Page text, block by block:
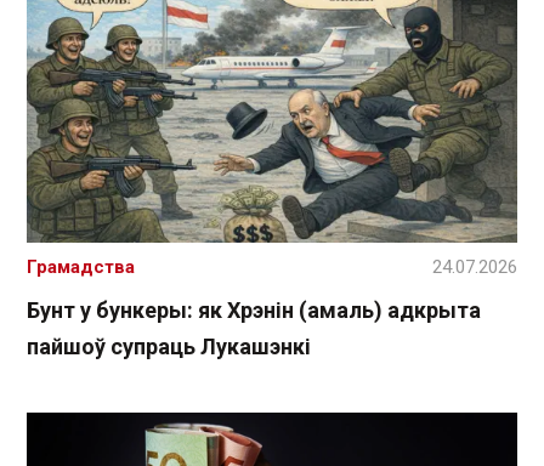
Бунт у бункеры: як Хрэнін (амаль) адкрыта
пайшоў супраць Лукашэнкі
Грамадства 24.07.2026